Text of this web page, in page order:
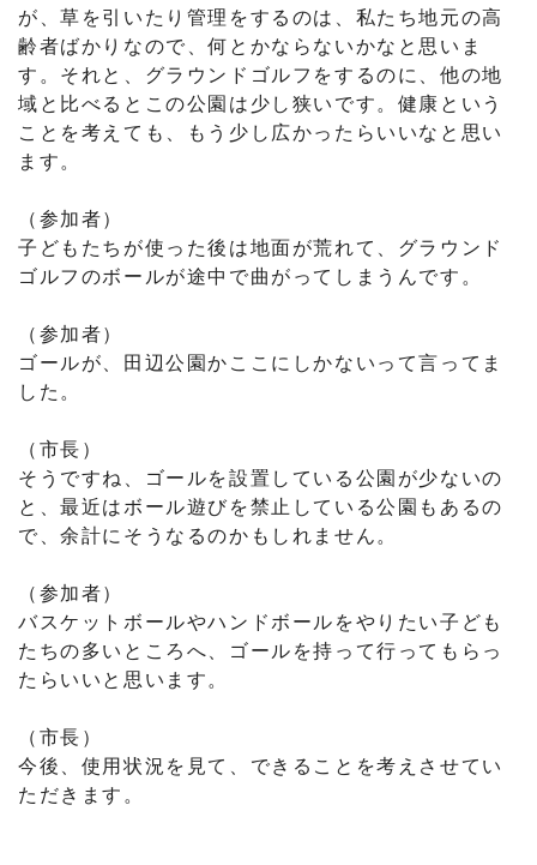
が、草を引いたり管理をするのは、私たち地元の高
齢者ばかりなので、何とかならないかなと思いま
す。それと、グラウンドゴルフをするのに、他の地
域と比べるとこの公園は少し狭いです。健康という
ことを考えても、もう少し広かったらいいなと思い
ます。
（参加者）
子どもたちが使った後は地面が荒れて、グラウンド
ゴルフのボールが途中で曲がってしまうんです。
（参加者）
ゴールが、田辺公園かここにしかないって言ってま
した。
（市長）
そうですね、ゴールを設置している公園が少ないの
と、最近はボール遊びを禁止している公園もあるの
で、余計にそうなるのかもしれません。
（参加者）
バスケットボールやハンドボールをやりたい子ども
たちの多いところへ、ゴールを持って行ってもらっ
たらいいと思います。
（市長）
今後、使用状況を見て、できることを考えさせてい
ただきます。